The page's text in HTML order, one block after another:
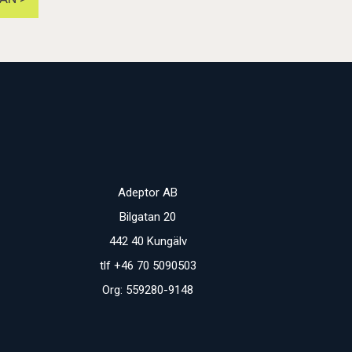
Adeptor AB
Bilgatan 20
442 40 Kungälv
tlf +46 70 5090503
Org: 559280-9148